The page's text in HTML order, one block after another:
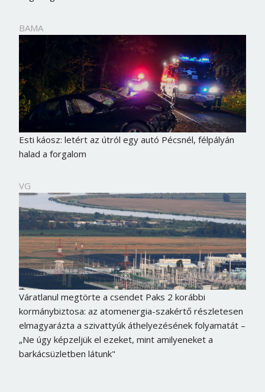
BAMA
Esti káosz: letért az útról egy autó Pécsnél, félpályán
halad a forgalom
VG
Váratlanul megtörte a csendet Paks 2 korábbi
kormánybiztosa: az atomenergia-szakértő részletesen
elmagyarázta a szivattyúk áthelyezésének folyamatát –
„Ne úgy képzeljük el ezeket, mint amilyeneket a
barkácsüzletben látunk"